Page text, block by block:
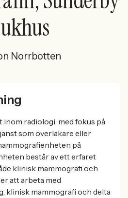
Norrbotten
radiologi, med fokus på
som överläkare eller
på
består av ett erfaret
klinisk mammografi och
att arbeta med
klinisk mammografi och delta